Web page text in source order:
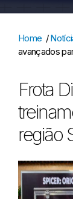
Home /
avançados
Frota
região